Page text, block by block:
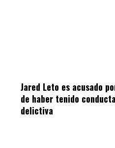
Jared Leto es acusado
de haber tenido
delictiva